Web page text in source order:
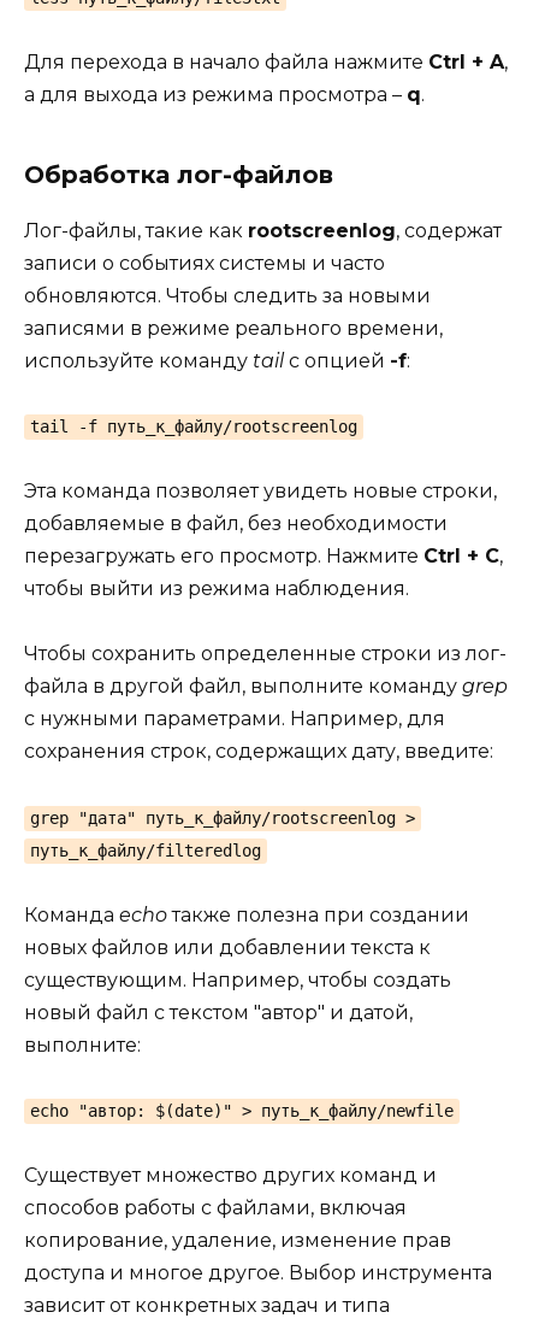
Для перехода в начало файла нажмите Ctrl + A,
а для выхода из режима просмотра – q.
Обработка лог-файлов
Лог-файлы, такие как rootscreenlog, содержат
записи о событиях системы и часто
обновляются. Чтобы следить за новыми
записями в режиме реального времени,
используйте команду tailс опцией -f:
tail -f путь_к_файлу/rootscreenlog
Эта команда позволяет увидеть новые строки,
добавляемые в файл, без необходимости
перезагружать его просмотр. Нажмите Ctrl + C,
чтобы выйти из режима наблюдения.
Чтобы сохранить определенные строки из лог-
файла в другой файл, выполните команду grep
с нужными параметрами. Например, для
сохранения строк, содержащих дату, введите:
grep "дата" путь_к_файлу/rootscreenlog >
путь_к_файлу/filteredlog
Команда echoтакже полезна при создании
новых файлов или добавлении текста к
существующим. Например, чтобы создать
новый файл с текстом "автор" и датой,
выполните:
echo "автор: $(date)" > путь_к_файлу/newfile
Существует множество других команд и
способов работы с файлами, включая
копирование, удаление, изменение прав
доступа и многое другое. Выбор инструмента
зависит от конкретных задач и типа